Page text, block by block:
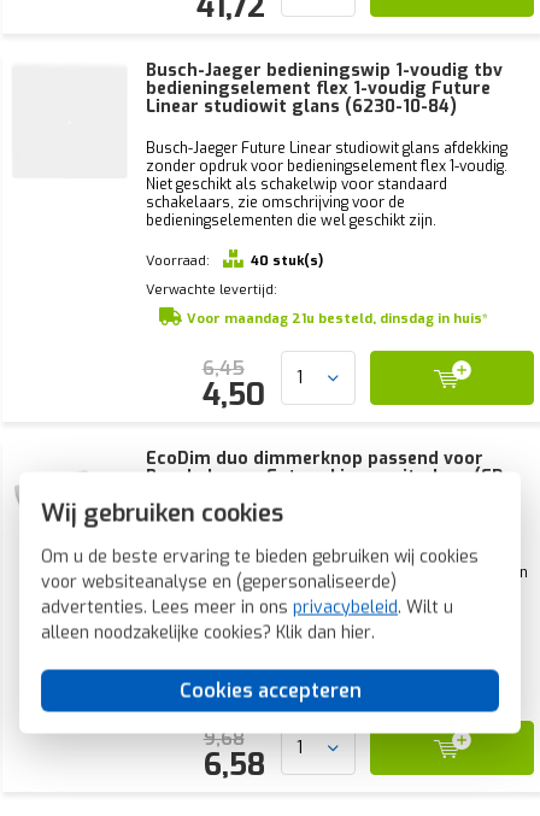
Wij gebruiken cookies
Om u de beste ervaring te bieden gebruiken wij cookies
voor websiteanalyse en (gepersonaliseerde)
advertenties. Lees meer in ons privacybeleid. Wilt u
alleen noodzakelijke cookies? Klik dan hier.
Cookies accepteren
Busch-Jaeger bedieningswip 1-voudig tbv
bedieningselement flex 1-voudig Future
Linear studiowit glans (6230-10-84)
Busch-Jaeger Future Linear studiowit glans afdekking
zonder opdruk voor bedieningselement flex 1-voudig.
Niet geschikt als schakelwip voor standaard
schakelaars, zie omschrijving voor de
bedieningselementen die wel geschikt zijn.
Voorraad:
40 stuk(s)
Verwachte levertijd:
Voor maandag 21u besteld, dinsdag in huis*
6,45
4,50
EcoDim duo dimmerknop passend voor
Busch-Jaeger Future Linear wit glans (ED-
Linear wit glans, geleverd met enkelvoudig afdekraam
een centraalplaat en twee dimmerknoppen. De knoppen
zijn ook geschikt voor de Tadim duo-dimmers.
Voorraad:
6 stuk(s)
Voor maandag 21u besteld, dinsdag in huis*
9,68
6,58